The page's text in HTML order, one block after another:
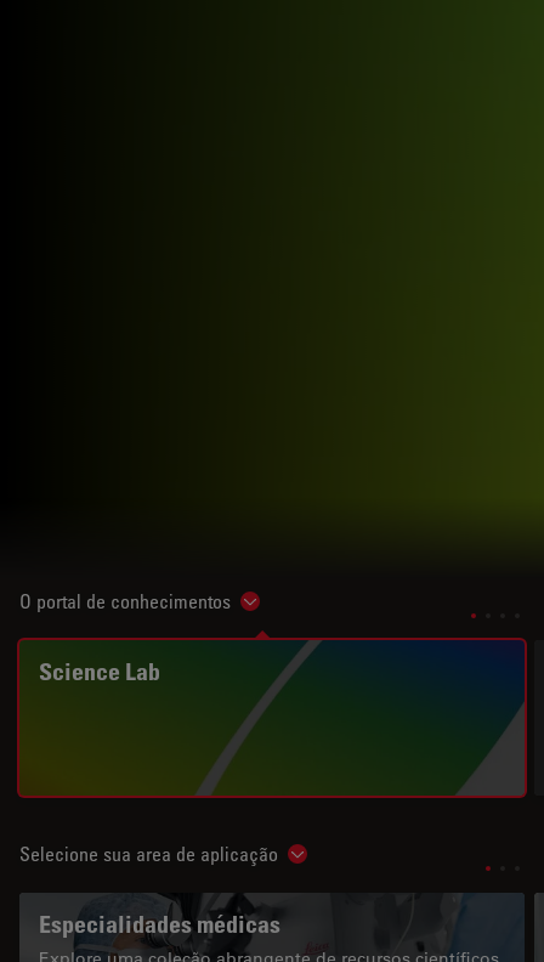
O portal de conhecimentos Show subnavigation
Science Lab
Selecione sua area de aplicação Show subnavigation
Especialidades médicas